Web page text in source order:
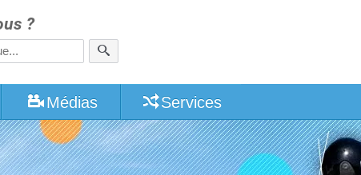
?
Médias Services